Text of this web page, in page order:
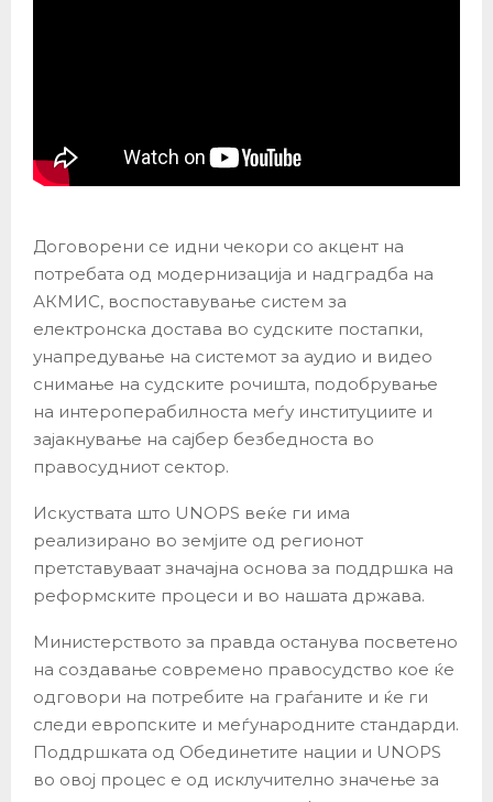
Договорeни се идни чекори со акцент на
потребата од модернизација и надградба на
АКМИС, воспоставување систем за
електронска достава во судските постапки,
унапредување на системот за аудио и видео
снимање на судските рочишта, подобрување
на интероперабилноста меѓу институциите и
зајакнување на сајбер безбедноста во
правосудниот сектор.
Искуствата што UNOPS веќе ги има
реализирано во земјите од регионот
претставуваат значајна основа за поддршка на
реформските процеси и во нашата држава.
Министерството за правда останува посветено
на создавање современо правосудство кое ќе
одговори на потребите на граѓаните и ќе ги
следи европските и меѓународните стандарди.
Поддршката од Обединетите нации и UNOPS
во овој процес е од исклучително значење за